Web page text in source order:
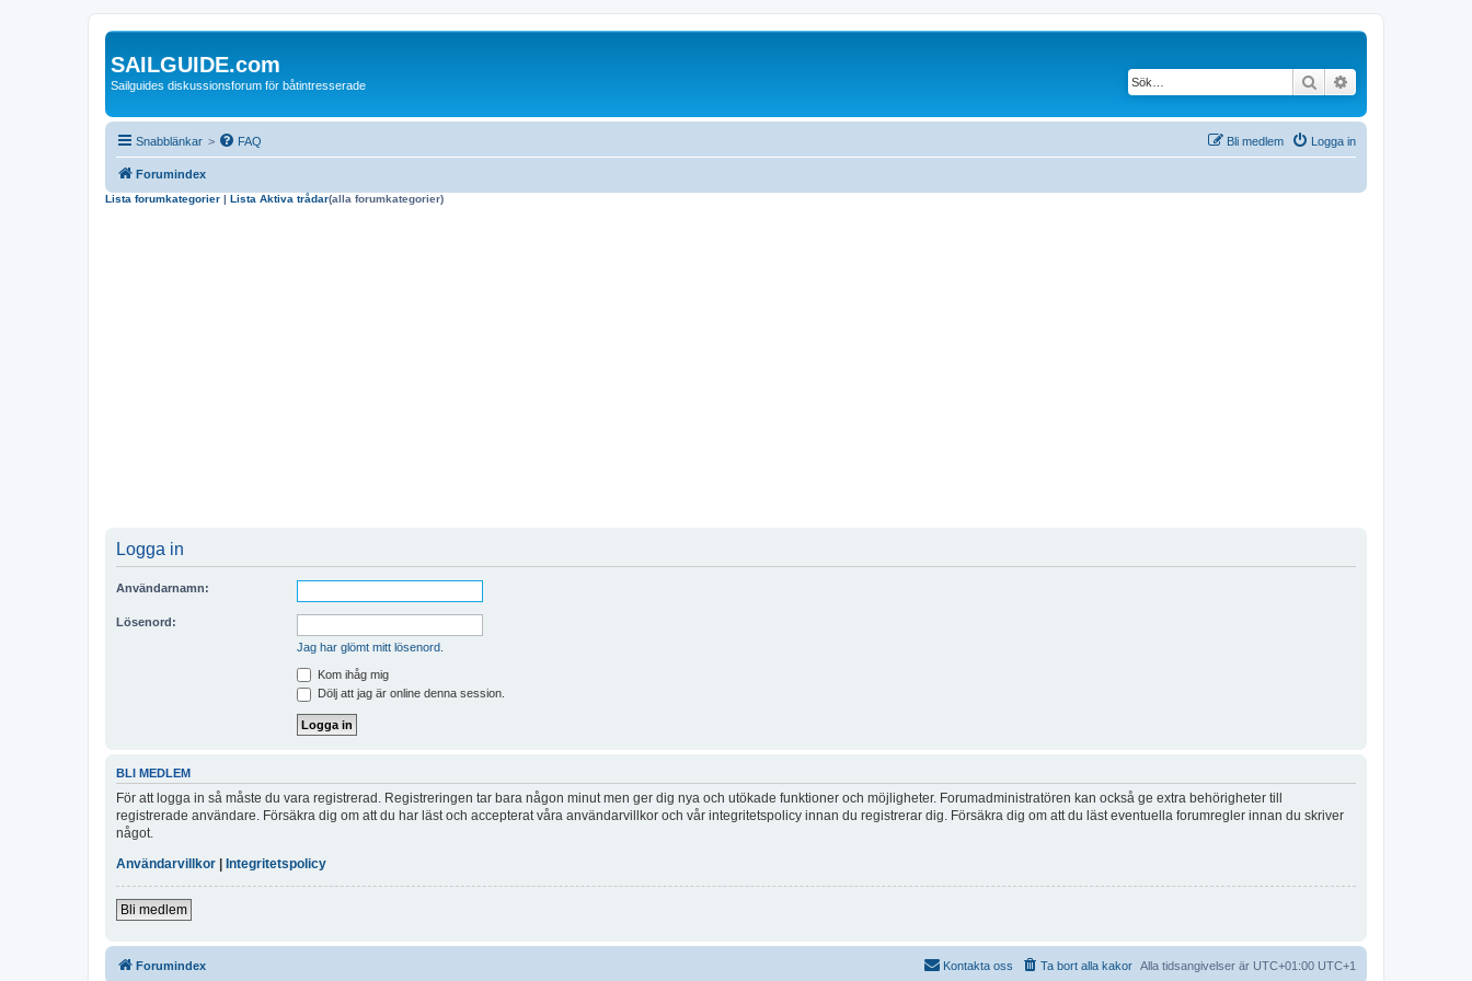
SAILGUIDE.com
Sailguides diskussionsforum för båtintresserade Sök
Snabblänkar > FAQ Logga in
Bli medlem
Forumindex
Lista forumkategorier | Lista Aktiva trådar(alla forumkategorier)
Logga in
Användarnamn:
Lösenord:
Jag har glömt mitt lösenord.
Kom ihåg mig
Dölj att jag är online denna session.
BLI MEDLEM
För att logga in så måste du vara registrerad. Registreringen tar bara någon minut men ger dig nya och utökade funktioner och möjligheter. Forumadministratören kan också ge extra behörigheter till
registrerade användare. Försäkra dig om att du har läst och accepterat våra användarvillkor och vår integritetspolicy innan du registrerar dig. Försäkra dig om att du läst eventuella forumregler innan du skriver
något.
Användarvillkor
Integritetspolicy
Bli medlem
Forumindex Alla tidsangivelser är UTC+01:00 UTC+1
Ta bort alla kakor
Kontakta oss